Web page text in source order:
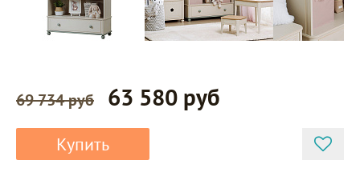
69 734 руб 63 580 руб
Купить